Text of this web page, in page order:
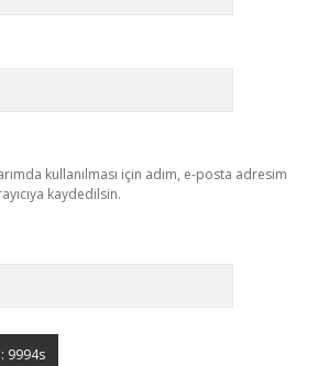
kullanılması için adım, e-posta adresim
kaydedilsin.